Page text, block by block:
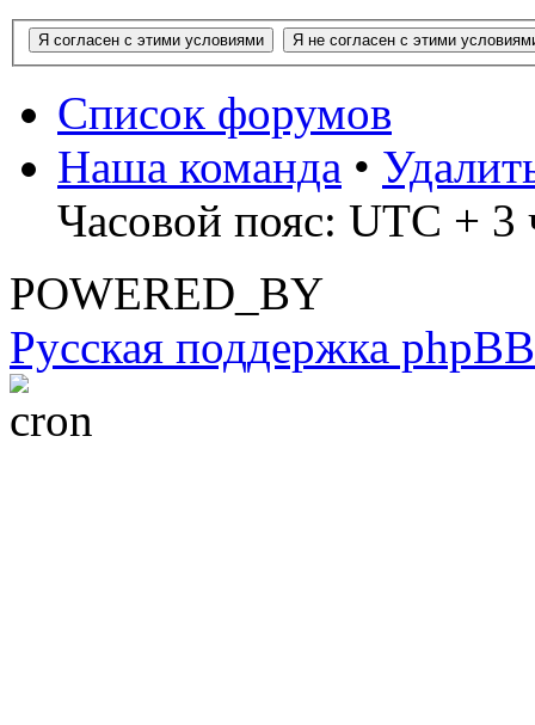
Список форумов
Наша команда •
Часовой пояс: UTC + 3
POWERED_BY
Русская поддержка phpBB